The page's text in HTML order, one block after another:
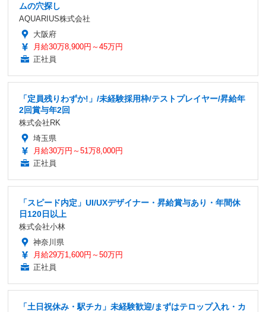
ムの穴探し
AQUARIUS株式会社
大阪府
月給30万8,900円～45万円
正社員
「定員残りわずか!」/未経験採用枠/テストプレイヤー/昇給年
2回賞与年2回
株式会社RK
埼玉県
月給30万円～51万8,000円
正社員
「スピード内定」UI/UXデザイナー・昇給賞与あり・年間休
日120日以上
株式会社小林
神奈川県
月給29万1,600円～50万円
正社員
「土日祝休み・駅チカ」未経験歓迎/まずはテロップ入れ・カ